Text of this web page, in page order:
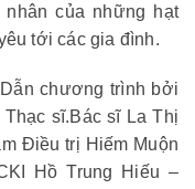
của những hạt
tới các gia đình.
chương trình bởi
Thạc sĩ.Bác sĩ La Thị
Điều trị Hiếm Muộn
Hồ Trung Hiếu –